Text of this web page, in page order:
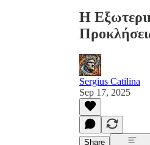
Η
Sergius Catilina
Sep 17, 2025
Share